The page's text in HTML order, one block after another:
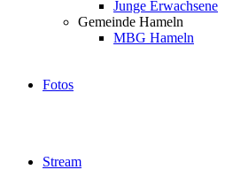
Junge Erwachsene
Gemeinde Hameln
MBG Hameln
Fotos
Stream
KalenderGoogleKalender